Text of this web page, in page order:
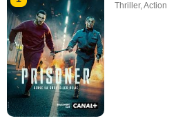
Thriller,Action